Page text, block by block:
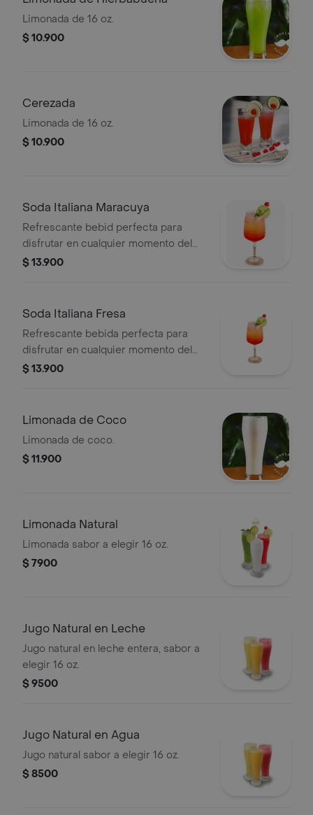
Limonada de 16 oz.
$ 10.900
Cerezada
Limonada de 16 oz.
$ 10.900
Soda Italiana Maracuya
Refrescante bebid perfecta para
disfrutar en cualquier momento del
día, con un toque burbujeante y
$ 13.900
Soda Italiana Fresa
Refrescante bebida perfecta para
disfrutar en cualquier momento del
día, con un toque burbujeante y
$ 13.900
Limonada de Coco
Limonada de coco.
$ 11.900
Limonada Natural
Limonada sabor a elegir 16 oz.
$ 7900
Jugo Natural en Leche
Jugo natural en leche entera, sabor a
elegir 16 oz.
$ 9500
Jugo Natural en Agua
Jugo natural sabor a elegir 16 oz.
$ 8500